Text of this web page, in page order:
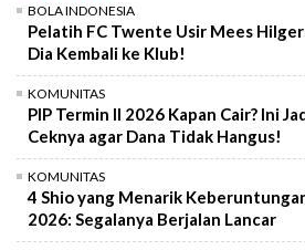
BOLA INDONESIA
Pelatih FC Twente Usir Mees
Dia Kembali ke Klub!
KOMUNITAS
PIP Termin II 2026 Kapan Cair? Ini
Ceknya agar Dana Tidak Hangus!
KOMUNITAS
4 Shio yang Menarik
2026: Segalanya Berjalan Lancar